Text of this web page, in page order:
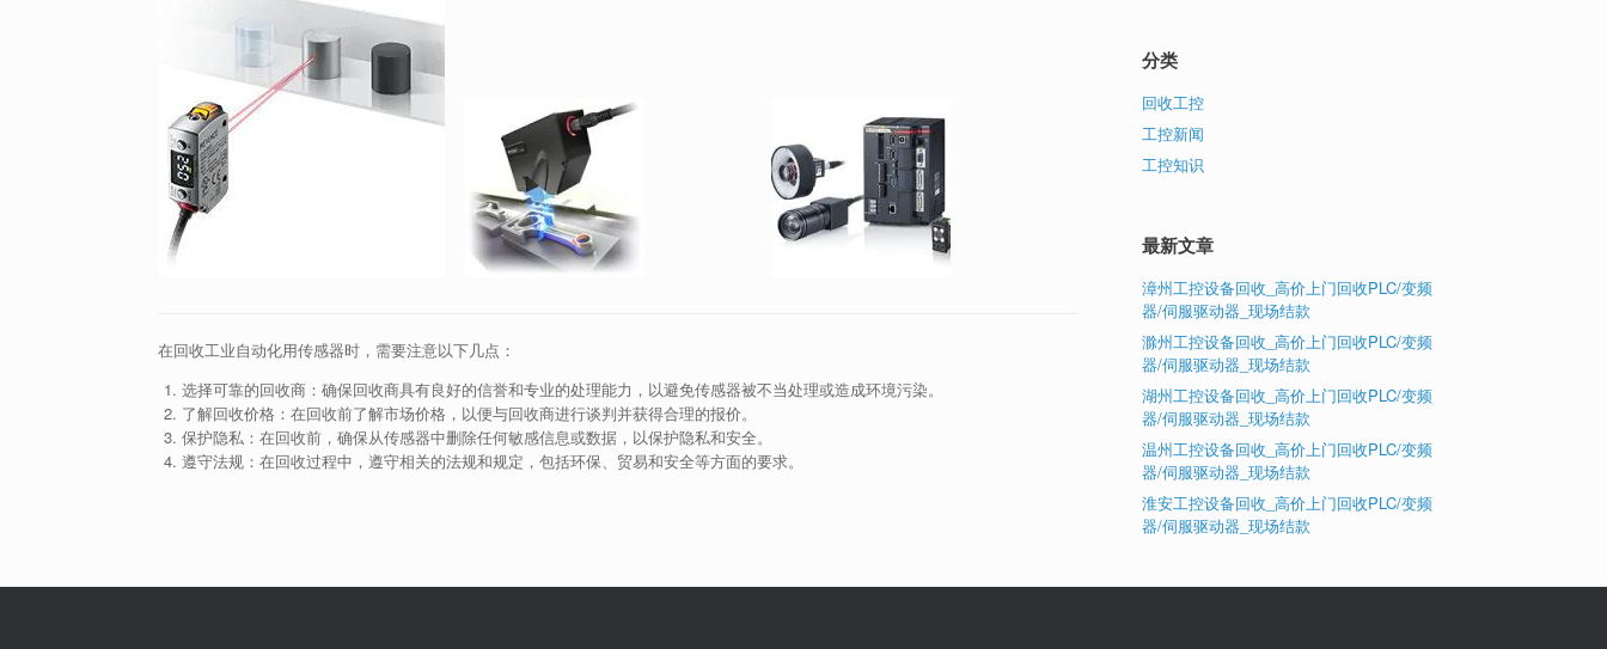
在回收工业自动化用传感器时，需要注意以下几点：
选择可靠的回收商：确保回收商具有良好的信誉和专业的处理能力，以避免传感器被不当处理或造成环境污染。
了解回收价格：在回收前了解市场价格，以便与回收商进行谈判并获得合理的报价。
保护隐私：在回收前，确保从传感器中删除任何敏感信息或数据，以保护隐私和安全。
遵守法规：在回收过程中，遵守相关的法规和规定，包括环保、贸易和安全等方面的要求。
分类
回收工控
工控新闻
工控知识
最新文章
漳州工控设备回收_高价上门回收PLC/变频
器/伺服驱动器_现场结款
滁州工控设备回收_高价上门回收PLC/变频
器/伺服驱动器_现场结款
湖州工控设备回收_高价上门回收PLC/变频
器/伺服驱动器_现场结款
温州工控设备回收_高价上门回收PLC/变频
器/伺服驱动器_现场结款
淮安工控设备回收_高价上门回收PLC/变频
器/伺服驱动器_现场结款